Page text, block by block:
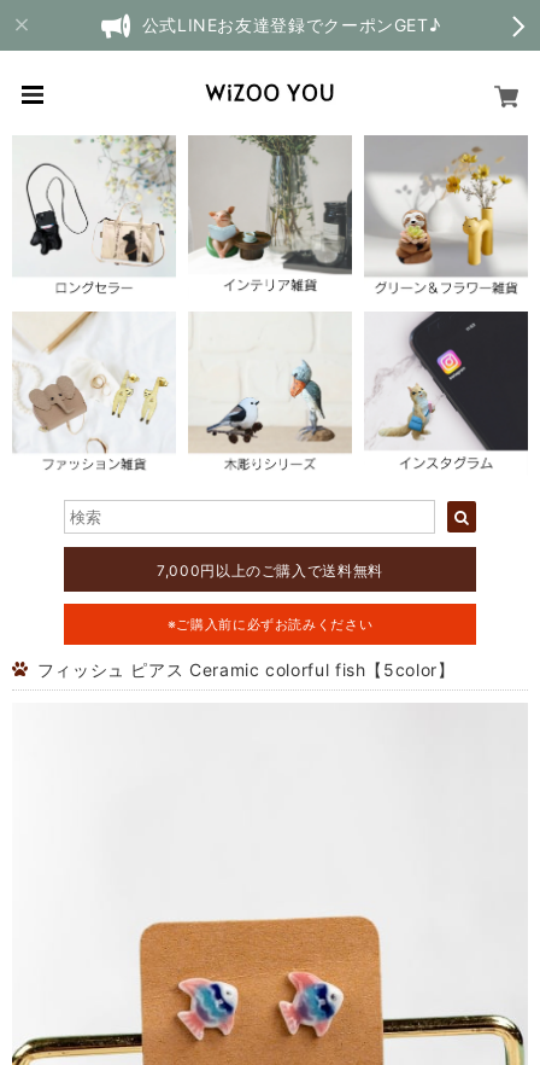
公式LINEお友達登録でクーポンGET♪
7,000円以上のご購入で送料無料
※ご購入前に必ずお読みください
フィッシュ ピアス Ceramic colorful fish【5color】